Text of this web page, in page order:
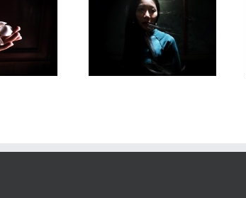
Fleuve #038 Fleuve#036